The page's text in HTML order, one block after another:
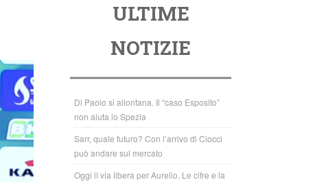
o
o
k
tt
er
at
s
A
p
p
ULTIME
NOTIZIE
Di Paolo si allontana. Il “caso Esposito”
non aiuta lo Spezia
Sarr, quale futuro? Con l’arrivo di Ciocci
può andare sul mercato
Oggi il via libera per Aurelio. Le cifre e la